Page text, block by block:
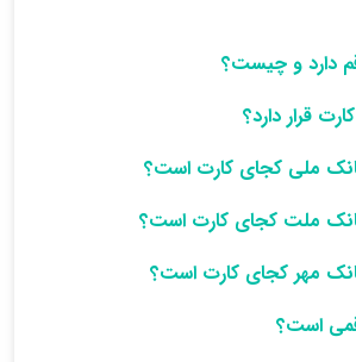
دارد و چیست؟
قرار دارد؟
ملی کجای کارت است؟
ملت کجای کارت است؟
مهر کجای کارت است؟
است؟